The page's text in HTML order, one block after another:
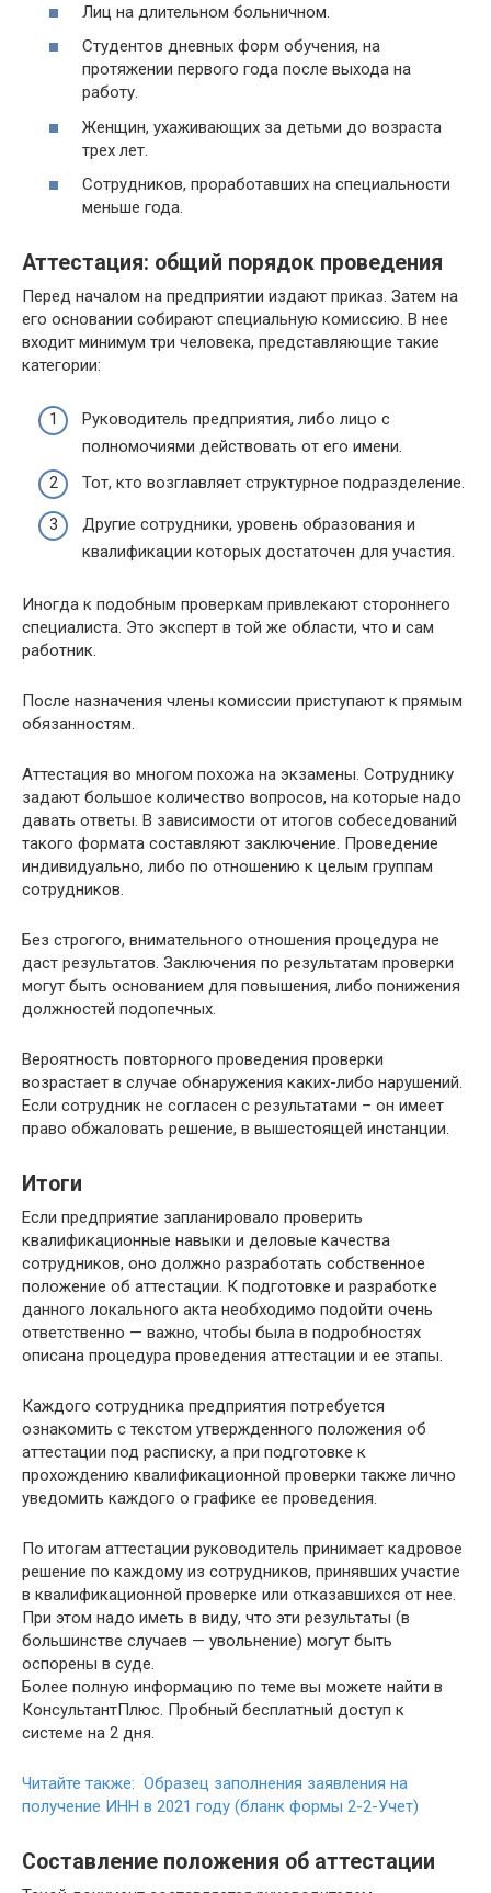
Лиц на длительном больничном.
Студентов дневных форм обучения, на
протяжении первого года после выхода на
работу.
Женщин, ухаживающих за детьми до возраста
трех лет.
Сотрудников, проработавших на специальности
меньше года.
Аттестация: общий порядок проведения
Перед началом на предприятии издают приказ. Затем на
его основании собирают специальную комиссию. В нее
входит минимум три человека, представляющие такие
категории:
Руководитель предприятия, либо лицо с
полномочиями действовать от его имени.
Тот, кто возглавляет структурное подразделение.
Другие сотрудники, уровень образования и
квалификации которых достаточен для участия.
Иногда к подобным проверкам привлекают стороннего
специалиста. Это эксперт в той же области, что и сам
работник.
После назначения члены комиссии приступают к прямым
обязанностям.
Аттестация во многом похожа на экзамены. Сотруднику
задают большое количество вопросов, на которые надо
давать ответы. В зависимости от итогов собеседований
такого формата составляют заключение. Проведение
индивидуально, либо по отношению к целым группам
сотрудников.
Без строгого, внимательного отношения процедура не
даст результатов. Заключения по результатам проверки
могут быть основанием для повышения, либо понижения
должностей подопечных.
Вероятность повторного проведения проверки
возрастает в случае обнаружения каких-либо нарушений.
Если сотрудник не согласен с результатами – он имеет
право обжаловать решение, в вышестоящей инстанции.
Итоги
Если предприятие запланировало проверить
квалификационные навыки и деловые качества
сотрудников, оно должно разработать собственное
положение об аттестации. К подготовке и разработке
данного локального акта необходимо подойти очень
ответственно — важно, чтобы была в подробностях
описана процедура проведения аттестации и ее этапы.
Каждого сотрудника предприятия потребуется
ознакомить с текстом утвержденного положения об
аттестации под расписку, а при подготовке к
прохождению квалификационной проверки также лично
уведомить каждого о графике ее проведения.
По итогам аттестации руководитель принимает кадровое
решение по каждому из сотрудников, принявших участие
в квалификационной проверке или отказавшихся от нее.
При этом надо иметь в виду, что эти результаты (в
большинстве случаев — увольнение) могут быть
оспорены в суде.
Более полную информацию по теме вы можете найти в
КонсультантПлюс. Пробный бесплатный доступ к
системе на 2 дня.
Читайте также: Образец заполнения заявления на
получение ИНН в 2021 году (бланк формы 2-2-Учет)
Составление положения об аттестации